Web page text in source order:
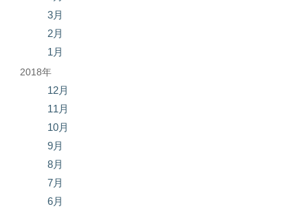
3月
2月
1月
2018年
12月
11月
10月
9月
8月
7月
6月